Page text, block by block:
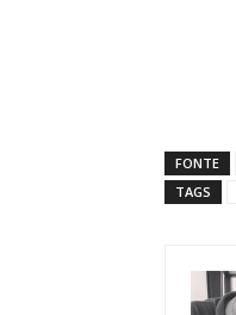
FONTE
TAGS